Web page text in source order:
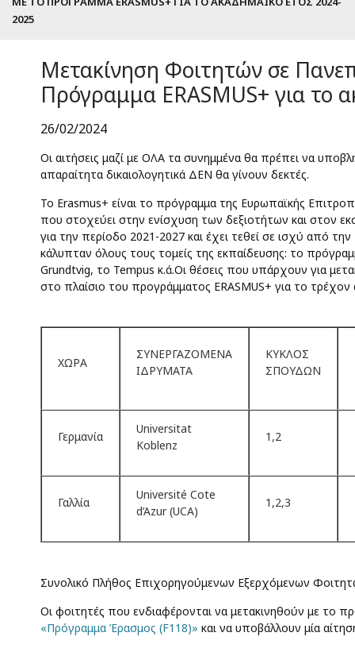
2025
Μετακίνηση Φοιτητών σε
Πρόγραμμα ERASMUS+ για το
26/02/2024
Οι αιτήσεις μαζί με ΟΛΑ τα συνημμένα θα πρέπει να
απαραίτητα δικαιολογητικά ΔΕΝ θα γίνουν δεκτές.
Το Erasmus+ είναι το πρόγραμμα της Ευρωπαϊκής
που στοχεύει στην ενίσχυση των δεξιοτήτων και στον
για την περίοδο 2021-2027 και έχει τεθεί σε ισχύ από
κάλυπταν όλους τους τομείς της εκπαίδευσης: το
Grundtvig, το Tempus κ.ά.Oι θέσεις που υπάρχουν για
στο πλαίσιο του προγράμματος ERASMUS+ για το τρέχον
ΧΩΡΑ
ΣΥΝΕΡΓΑΖΟΜΕΝΑ
ΙΔΡΥΜΑΤΑ
ΚΥΚΛΟΣ
ΣΠΟΥΔΩΝ
Γερμανία
Universitat
Koblenz
1,2
Γαλλία
Université Cote
d’Azur (UCA)
1,2,3
Συνολικό Πλήθος Επιχορηγούμενων Εξερχόμενων
Οι φοιτητές που ενδιαφέρονται να μετακινηθούν με το
«Πρόγραμμα Έρασμος (F118)» και να υποβάλλουν μία